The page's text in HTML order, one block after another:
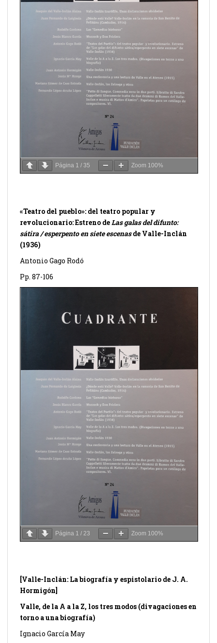
Página 1 / 35 Zoom 100%
«Teatro del pueblo»: del teatro popular y
revolucionario: Estreno deLas galas del difunto:
sátira / esperpento en siete escenasde Valle-Inclán
(1936)
Antonio Gago Rodó
Pp. 87-106
Página 1 / 23 Zoom 100%
[Valle-Inclán: La biografía y espistolario de J. A.
Hormigón]
Valle, de la A a la Z, los tres modos (divagaciones en
torno a una biografía)
Ignacio García May